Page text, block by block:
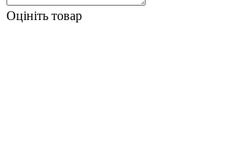
Оцініть товар